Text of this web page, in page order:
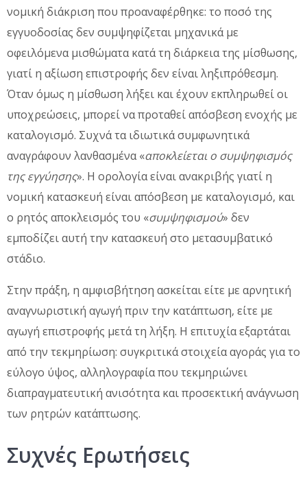
νομική διάκριση που προαναφέρθηκε: το ποσό της
εγγυοδοσίας δεν συμψηφίζεται μηχανικά με
οφειλόμενα μισθώματα κατά τη διάρκεια της μίσθωσης,
γιατί η αξίωση επιστροφής δεν είναι ληξιπρόθεσμη.
Όταν όμως η μίσθωση λήξει και έχουν εκπληρωθεί οι
υποχρεώσεις, μπορεί να προταθεί απόσβεση ενοχής με
καταλογισμό. Συχνά τα ιδιωτικά συμφωνητικά
αναγράφουν λανθασμένα «αποκλείεται ο συμψηφισμός
της εγγύησης». Η ορολογία είναι ανακριβής γιατί η
νομική κατασκευή είναι απόσβεση με καταλογισμό, και
ο ρητός αποκλεισμός του «συμψηφισμού» δεν
εμποδίζει αυτή την κατασκευή στο μετασυμβατικό
στάδιο.
Στην πράξη, η αμφισβήτηση ασκείται είτε με αρνητική
αναγνωριστική αγωγή πριν την κατάπτωση, είτε με
αγωγή επιστροφής μετά τη λήξη. Η επιτυχία εξαρτάται
από την τεκμηρίωση: συγκριτικά στοιχεία αγοράς για το
εύλογο ύψος, αλληλογραφία που τεκμηριώνει
διαπραγματευτική ανισότητα και προσεκτική ανάγνωση
των ρητρών κατάπτωσης.
Συχνές Ερωτήσεις